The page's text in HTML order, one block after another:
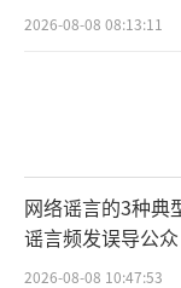
2026-08-08 08:13:11
网络谣言的3种
谣言频发误导公众
2026-08-08 10:47:53